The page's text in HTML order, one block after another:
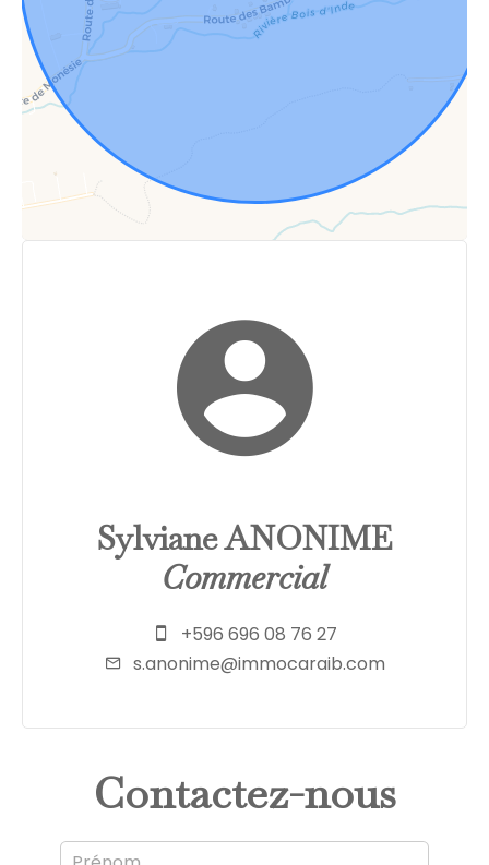
Sylviane ANONIME
Commercial
+596 696 08 76 27
s.anonime@immocaraib.com
Contactez-nous